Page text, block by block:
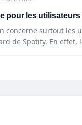
pour les utilisateurs
concerne surtout les
de Spotify. En effet,